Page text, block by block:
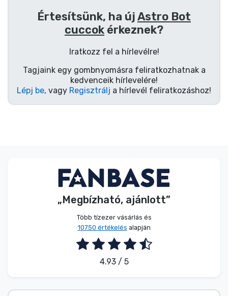
Értesítsünk, ha újAstro Bot
cuccok érkeznek?
Iratkozz fel a hírlevélre!
Tagjaink egy gombnyomásra feliratkozhatnak a
kedvenceik hírlevelére!
Lépj be, vagy Regisztrálj a hírlevél feliratkozáshoz!
„Megbízható, ajánlott”
Több tízezer vásárlás és
10750 értékelés alapján
4.93 / 5
Sportos cuccok
Terméktípusok
Márkák